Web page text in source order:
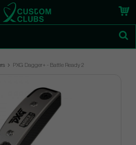
PXG Dagger+ - Battle Ready 2